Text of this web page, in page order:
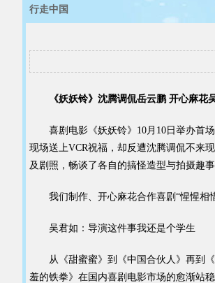
行走中国
《妖妖铃》沈腾调侃岳云鹏 开心麻花
喜剧电影《妖妖铃》10月10日举办首场
现场送上VCR祝福，却反遭沈腾调侃不来
及剧照，畅谈了各自的搞怪造型与拍摄趣
我们制作、开心麻花合作喜剧“惺惺相
吴君如：导演这件事我还是个学生
从《甜蜜蜜》到《中国合伙人》再到《
羞的铁拳》在国内喜剧电影市场的愈渐站